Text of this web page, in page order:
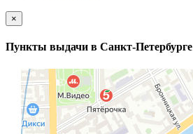
×
Пункты выдачи в Санкт-Петербурге